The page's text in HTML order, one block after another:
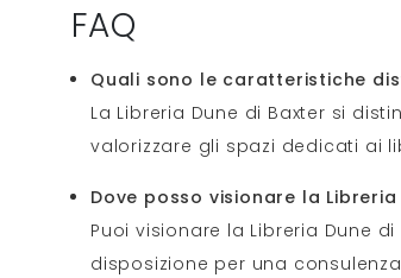
FAQ
Quali sono le caratteristiche
La Libreria Dune di Baxter si
valorizzare gli spazi dedicati ai
Dove posso visionare la
Puoi visionare la Libreria Dune
disposizione per una